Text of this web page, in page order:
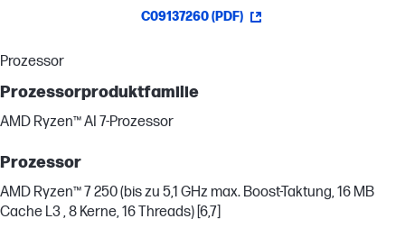
C09137260 (PDF)
Prozessor
Prozessorproduktfamilie
AMD Ryzen™ AI 7-Prozessor
Prozessor
AMD Ryzen™ 7 250 (bis zu 5,1 GHz max. Boost-Taktung, 16 MB
Cache L3 , 8 Kerne, 16 Threads) [6,7]